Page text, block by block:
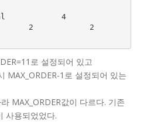
4
2            2
로 설정되어 있고
MAX_ORDER-1로 설정되어 있는
MAX_ORDER값이 다르다. 기존
사용되었었다.